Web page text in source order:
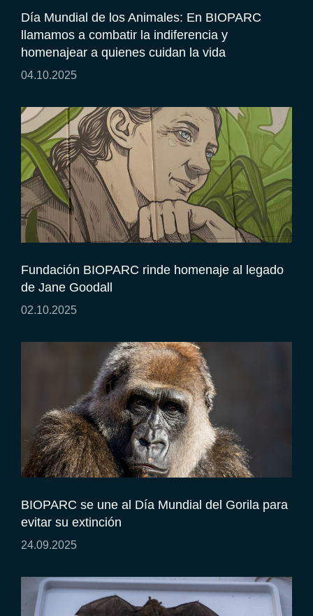
Día Mundial de los Animales: En BIOPARC
llamamos a combatir la indiferencia y
homenajear a quienes cuidan la vida
04.10.2025
Fundación BIOPARC rinde homenaje al legado
de Jane Goodall
02.10.2025
BIOPARC se une al Día Mundial del Gorila para
evitar su extinción
24.09.2025